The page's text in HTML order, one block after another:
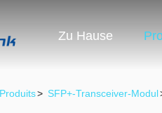
Zu Hause
Produits> SFP+-Transceiver-Modul